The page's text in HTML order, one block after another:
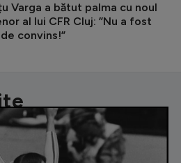
Varga a bătut palma cu noul
al lui CFR Cluj: ”Nu a fost
convins!”